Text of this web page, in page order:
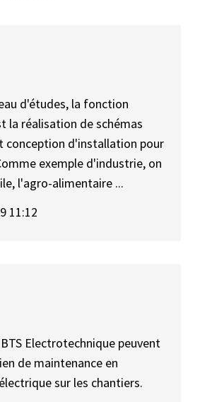
d'études, la fonction
la réalisation de schémas
conception d'installation pour
exemple d'industrie, on
l'agro-alimentaire ...
11:12
Electrotechnique peuvent
de maintenance en
sur les chantiers.